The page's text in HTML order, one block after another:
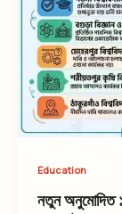
Education
নতুন অনুমোদিত